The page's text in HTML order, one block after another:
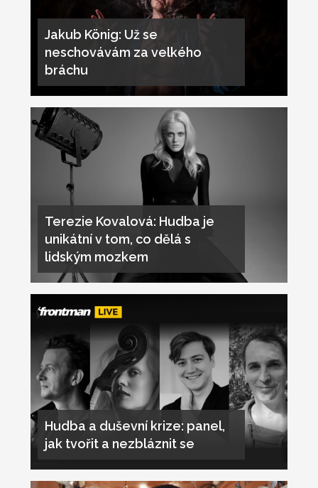
Jakub König: Už se
neschovávám za velkého
bráchu
Terezie Kovalová: Hudba je
unikátní v tom, co dělá s
lidským mozkem
Hudba a duševní krize: panel,
jak tvořit a nezbláznit se